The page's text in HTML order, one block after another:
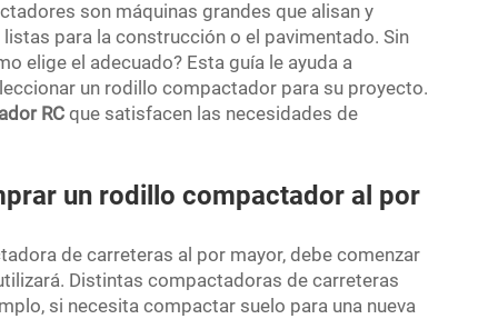
son máquinas grandes que alisan y
para la construcción o el pavimentado. Sin
elige el adecuado? Esta guía le ayuda a
un rodillo compactador para su proyecto.
RC que satisfacen las necesidades de
un rodillo compactador al por
de carreteras al por mayor, debe comenzar
Distintas compactadoras de carreteras
si necesita compactar suelo para una nueva